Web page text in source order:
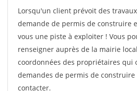
Lorsqu'un client prévoit des
demande de permis de construire
vous une piste à exploiter ! Vous
renseigner auprès de la mairie
coordonnées des propriétaires qui
demandes de permis de construire
contacter.